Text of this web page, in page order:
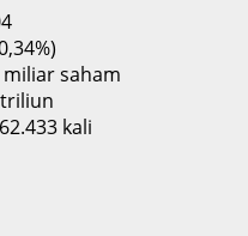
miliar saham
kali